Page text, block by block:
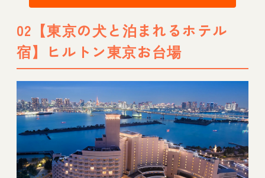
02【東京の犬と泊まれるホテル
宿】ヒルトン東京お台場